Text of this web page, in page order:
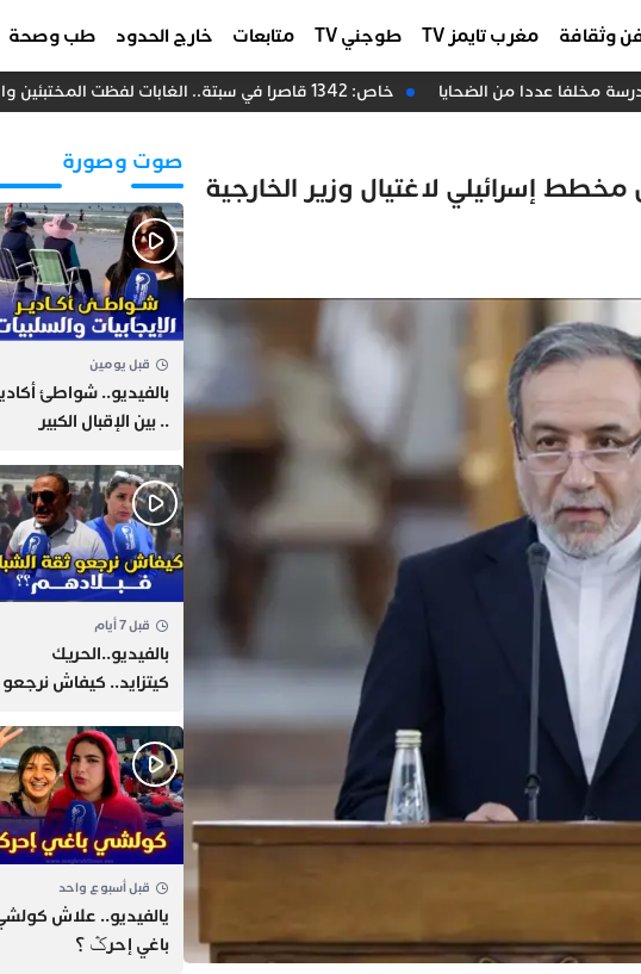
وثقافة مغرب تايمز TV طوجني TV متابعات خارج الحدود طب وصحة
مخلفا عددا من الضحايا خاص: 1342 قاصرا في سبتة.. الغابات لفظت المختبئين والقانون يعطل إعادتهم إلى المغرب
إسرائيلي لاغتيال وزير الخارجية
صوت وصورة
قبل يومين
بالفيديو.. شواطئ
.. بين الإقبال الكبير
الازدحام وغلاء الكراء
قبل 7 أيام
بالفيديو..الحريك
كيتزايد.. كيفاش نرجعو
قبل أسبوع واحد
يالفيديو.. علاش
باغي إحرݣ ؟